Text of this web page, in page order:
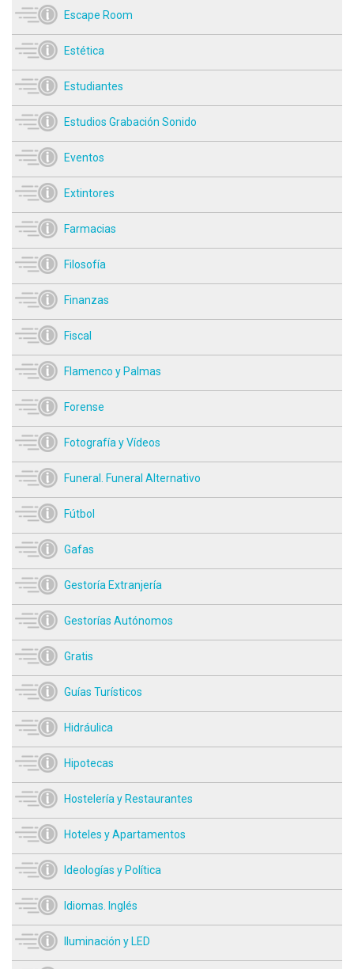
Escape Room
Estética
Estudiantes
Estudios Grabación Sonido
Eventos
Extintores
Farmacias
Filosofía
Finanzas
Fiscal
Flamenco y Palmas
Forense
Fotografía y Vídeos
Funeral. Funeral Alternativo
Fútbol
Gafas
Gestoría Extranjería
Gestorías Autónomos
Gratis
Guías Turísticos
Hidráulica
Hipotecas
Hostelería y Restaurantes
Hoteles y Apartamentos
Ideologías y Política
Idiomas. Inglés
Iluminación y LED